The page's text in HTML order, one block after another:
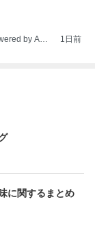
by Ame
1日前
に関するまとめ